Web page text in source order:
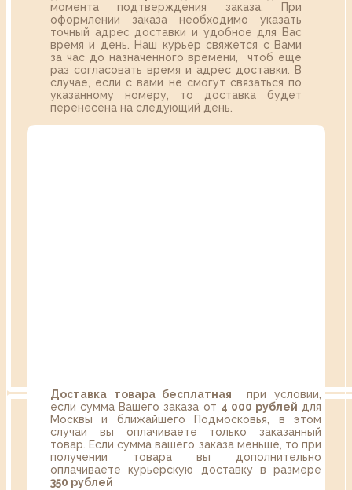
момента подтверждения заказа. При
оформлении заказа необходимо указать
точный адрес доставки и удобное для Вас
время и день. Наш курьер свяжется с Вами
за час до назначенного времени, чтоб еще
раз согласовать время и адрес доставки. В
случае, если с вами не смогут связаться по
указанному номеру, то доставка будет
перенесена на следующий день.
Доставка товара бесплатная при условии,
если сумма Вашего заказа от 4 000 рублей для
Москвы и ближайшего Подмосковья, в этом
случаи вы оплачиваете только заказанный
товар. Если сумма вашего заказа меньше, то при
получении товара вы дополнительно
оплачиваете курьерскую доставку в размере
350 рублей